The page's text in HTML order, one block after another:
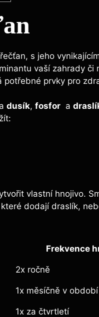
s jeho
vaší zahrady či
potřebné prvky pro
dusík, fosfor ​ a
vlastní hnojivo.​
dodají draslík,
Frekvence
2x ročně
1x měsíčně v
1x za čtvrtletí